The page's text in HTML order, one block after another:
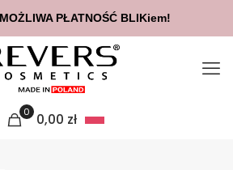
0 0,00 zł
PŁATNOŚĆ BLIKiem!